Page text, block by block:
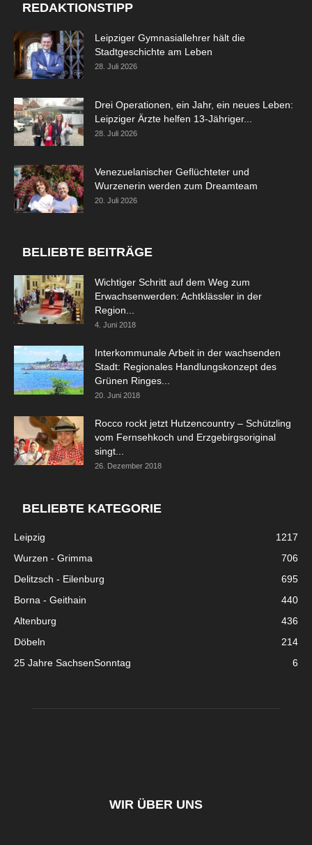
REDAKTIONSTIPP
Leipziger Gymnasiallehrer hält die
Stadtgeschichte am Leben
28. Juli 2026
Drei Operationen, ein Jahr, ein neues Leben:
Leipziger Ärzte helfen 13-Jähriger...
28. Juli 2026
Venezuelanischer Geflüchteter und
Wurzenerin werden zum Dreamteam
20. Juli 2026
BELIEBTE BEITRÄGE
Wichtiger Schritt auf dem Weg zum
Erwachsenwerden: Achtklässler in der
Region...
4. Juni 2018
Interkommunale Arbeit in der wachsenden
Stadt: Regionales Handlungskonzept des
Grünen Ringes...
20. Juni 2018
Rocco rockt jetzt Hutzencountry – Schützling
vom Fernsehkoch und Erzgebirgsoriginal
singt...
26. Dezember 2018
BELIEBTE KATEGORIE
Leipzig
1217
Wurzen - Grimma
706
Delitzsch - Eilenburg
695
Borna - Geithain
440
Altenburg
436
Döbeln
214
25 Jahre SachsenSonntag
6
WIR ÜBER UNS